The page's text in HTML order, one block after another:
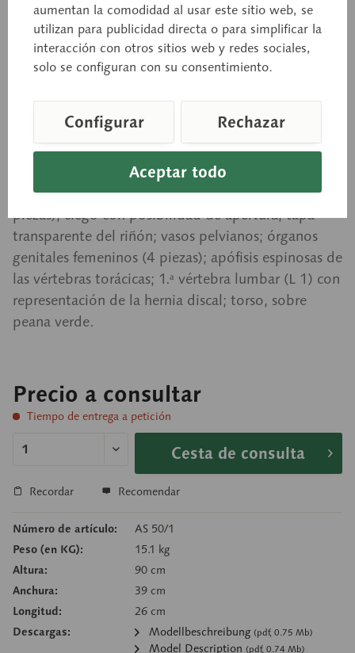
A tamaño natural, de SOMSO-PLAST®. Con
representación de la musculatura en una mitad y
espalda abierta. Desmontable en 27 piezas:
óptico; músculo esternocleidomastoideo derecho;
paredes torácica y abdominal (2 piezas); pulmones
derecho e izquierdo; corazón (2 piezas); árbol
bronquial; hígado; estómago (2 piezas); peritoneo;
intestinos delgado y grueso con duodeno (3
piezas); ciego con posibilidad de apertura; tapa
transparente del riñón; vasos pelvianos; órganos
genitales femeninos (4 piezas); apófisis espinosas de
las vértebras torácicas; 1.ª vértebra lumbar (L 1) con
representación de la hernia discal; torso, sobre
peana verde.
Precio a consultar
Tiempo de entrega a petición
Cesta de consulta
Recordar Recomendar
Número de artículo:
AS 50/1
Peso (en KG):
15.1 kg
Altura:
90 cm
Anchura:
39 cm
Longitud:
26 cm
Descargas:
Modellbeschreibung (pdf, 0.75 Mb)
Model Description (pdf, 0.74 Mb)
aumentan la comodidad al usar este sitio web, se
utilizan para publicidad directa o para simplificar la
interacción con otros sitios web y redes sociales,
solo se configuran con su consentimiento.
Aceptar todo
Configurar Rechazar